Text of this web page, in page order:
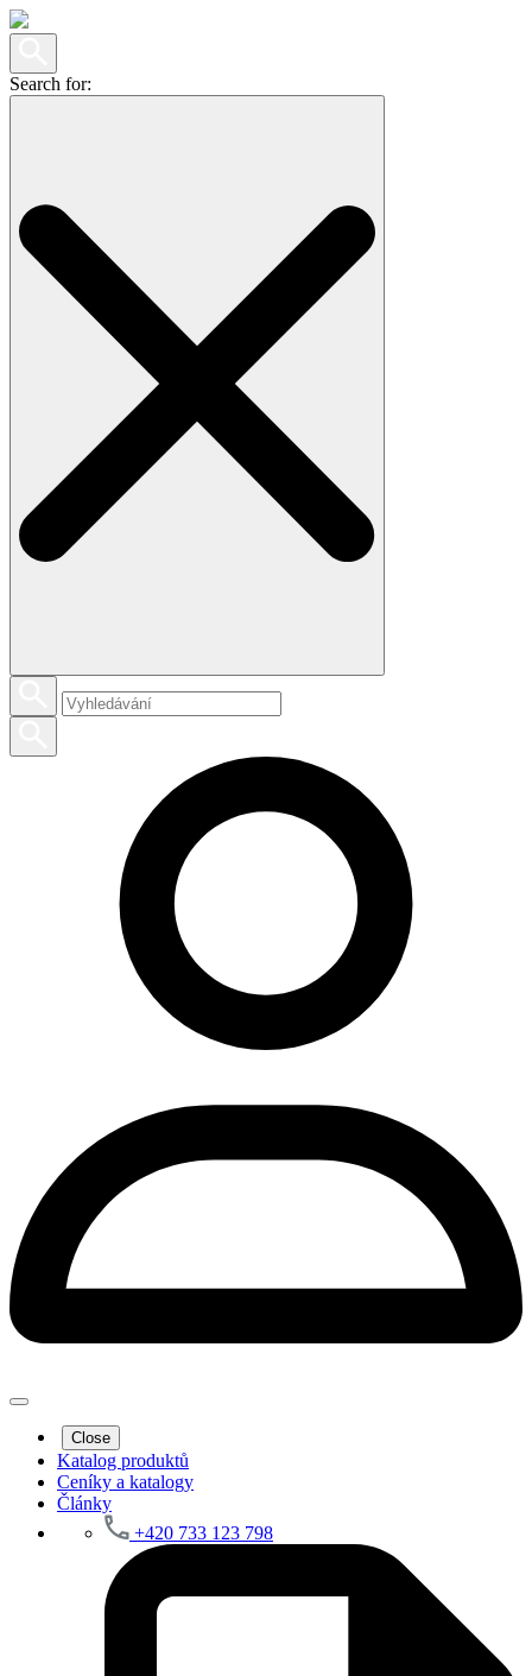
Search for:
Close
Katalog produktů
Ceníky a katalogy
Články
+420 733 123 798